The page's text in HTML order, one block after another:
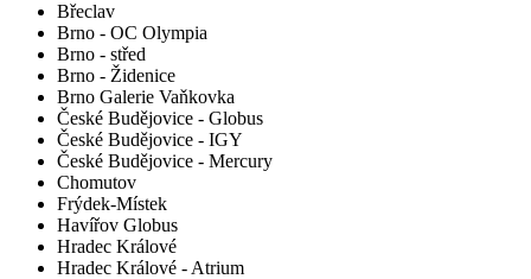
Břeclav
Brno - OC Olympia
Brno - střed
Brno - Židenice
Brno Galerie Vaňkovka
České Budějovice - Globus
České Budějovice - IGY
České Budějovice - Mercury
Chomutov
Frýdek-Místek
Havířov Globus
Hradec Králové
Hradec Králové - Atrium